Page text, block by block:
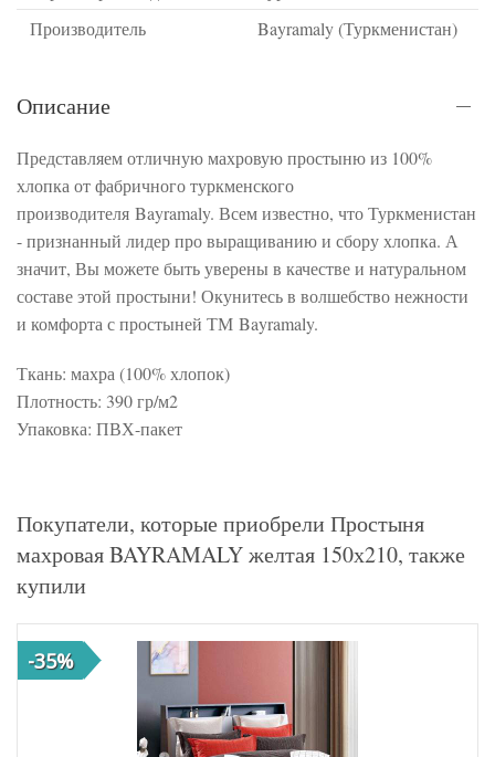
Производитель
Bayramaly (Туркменистан)
Описание
Представляем отличную махровую простыню из 100%
хлопка от фабричного туркменского
производителя Bayramaly. Всем известно, что Туркменистан
- признанный лидер про выращиванию и сбору хлопка. А
значит, Вы можете быть уверены в качестве и натуральном
составе этой простыни! Окунитесь в волшебство нежности
и комфорта с простыней ТМ Bayramaly.
Ткань: махра (100% хлопок)
Плотность: 390 гр/м2
Упаковка: ПВХ-пакет
Покупатели, которые приобрели Простыня
махровая BAYRAMALY желтая 150х210, также
купили
-35%